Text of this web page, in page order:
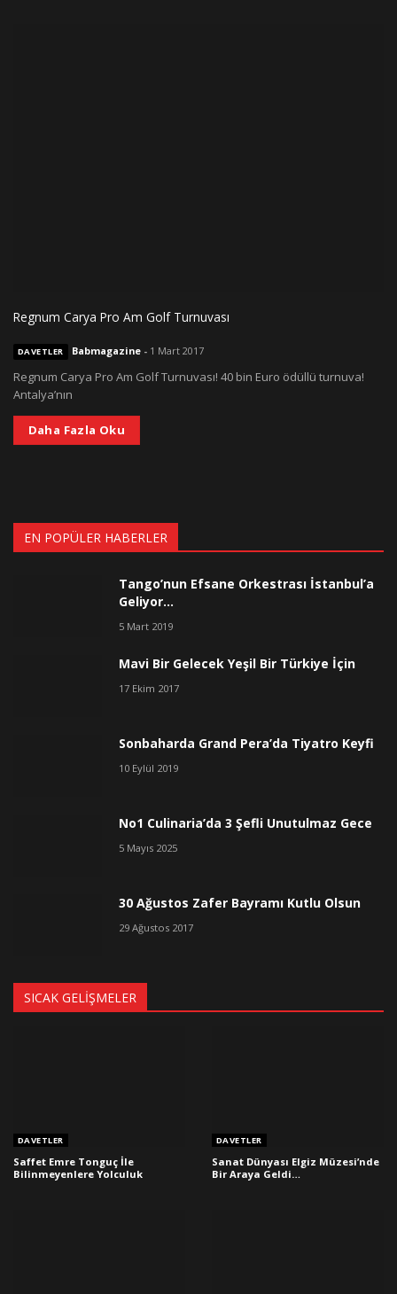
Regnum Carya Pro Am Golf Turnuvası
DAVETLER Babmagazine- 1 Mart 2017
Regnum Carya Pro Am Golf Turnuvası! 40 bin Euro ödüllü turnuva!
Antalya’nın
Daha Fazla Oku
EN POPÜLER HABERLER
Tango’nun Efsane Orkestrası İstanbul’a
Geliyor…
5 Mart 2019
Mavi Bir Gelecek Yeşil Bir Türkiye İçin
17 Ekim 2017
Sonbaharda Grand Pera’da Tiyatro Keyfi
10 Eylül 2019
No1 Culinaria’da 3 Şefli Unutulmaz Gece
5 Mayıs 2025
30 Ağustos Zafer Bayramı Kutlu Olsun
29 Ağustos 2017
SICAK GELIŞMELER
DAVETLER
Saffet Emre Tonguç İle
Bilinmeyenlere Yolculuk
DAVETLER
Sanat Dünyası Elgiz Müzesi’nde
Bir Araya Geldi…